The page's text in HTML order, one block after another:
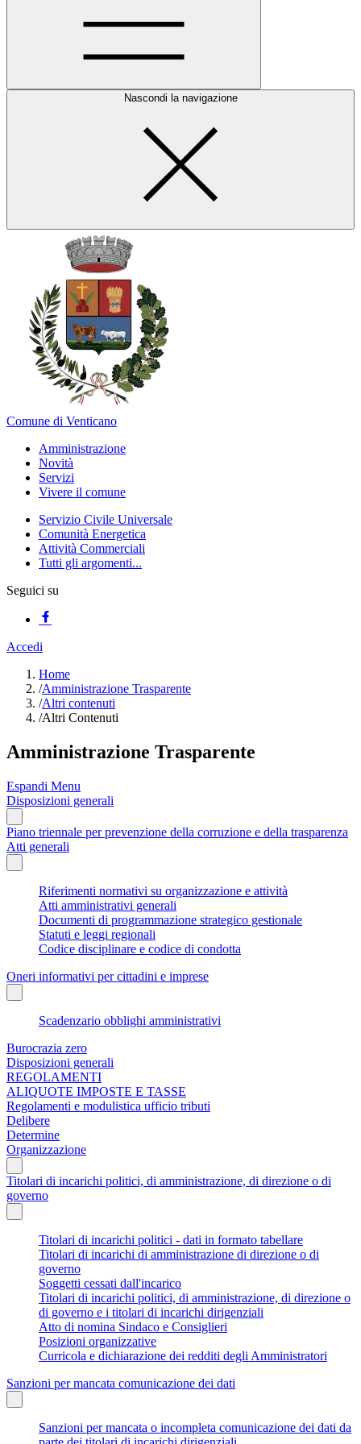
Nascondi la navigazione
Comune di Venticano
Amministrazione
Novità
Servizi
Vivere il comune
Servizio Civile Universale
Comunità Energetica
Attività Commerciali
Tutti gli argomenti...
Seguici su
Accedi
Home
/Amministrazione Trasparente
/Altri contenuti
/Altri Contenuti
Amministrazione Trasparente
Espandi Menu
Disposizioni generali
Piano triennale per prevenzione della corruzione e della trasparenza
Atti generali
Riferimenti normativi su organizzazione e attività
Atti amministrativi generali
Documenti di programmazione strategico gestionale
Statuti e leggi regionali
Codice disciplinare e codice di condotta
Oneri informativi per cittadini e imprese
Scadenzario obblighi amministrativi
Burocrazia zero
Disposizioni generali
REGOLAMENTI
ALIQUOTE IMPOSTE E TASSE
Regolamenti e modulistica ufficio tributi
Delibere
Determine
Organizzazione
Titolari di incarichi politici, di amministrazione, di direzione o di
governo
Titolari di incarichi politici - dati in formato tabellare
Titolari di incarichi di amministrazione di direzione o di
governo
Soggetti cessati dall'incarico
Titolari di incarichi politici, di amministrazione, di direzione o
di governo e i titolari di incarichi dirigenziali
Atto di nomina Sindaco e Consiglieri
Posizioni organizzative
Curricola e dichiarazione dei redditi degli Amministratori
Sanzioni per mancata comunicazione dei dati
Sanzioni per mancata o incompleta comunicazione dei dati da